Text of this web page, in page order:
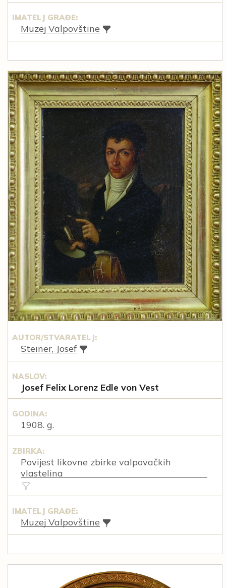
IMATELJ GRAĐE:
Muzej Valpovštine
AUTOR/STVARATELJ:
Steiner, Josef
NASLOV:
Josef Felix Lorenz Edle von Vest
GODINA:
1908. g.
ZBIRKA:
Povijest likovne zbirke valpovačkih
vlastelina
IMATELJ GRAĐE:
Muzej Valpovštine